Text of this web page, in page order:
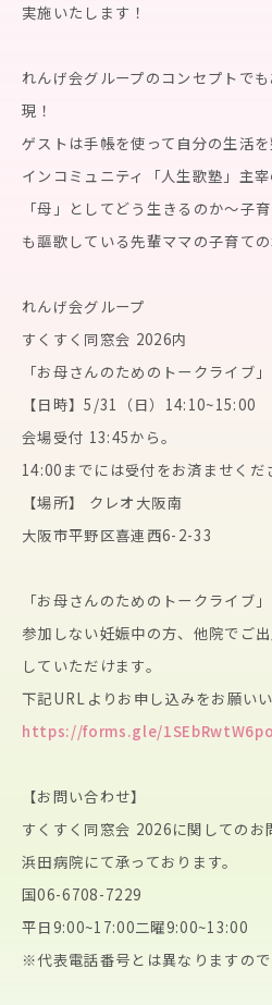
実施いたします！
れんげ会グループのコンセプトで
現！
ゲストは手帳を使って自分の生活
インコミュニティ「人生歌塾」主宰
「母」としてどう生きるのか～子
も謳歌している先輩ママの子育て
れんげ会グループ
すくすく同窓会 2026内
「お母さんのためのトークライブ」
【日時】5/31（日）14:10~15:00
会場受付 13:45から。
14:00までには受付をお済ませくだ
【場所】 クレオ大阪南
大阪市平野区喜連西6-2-33
「お母さんのためのトークライブ
参加しない妊娠中の方、他院でご
していただけます。
下記URLよりお申し込みをお願いい
https://forms.gle/
【お問い合わせ】
すくすく同窓会 2026に関してのお
浜田病院にて承っております。
国06-6708-7229
平日9:00~17:00二曜9:00~13:00
※代表電話番号とは異なりますので